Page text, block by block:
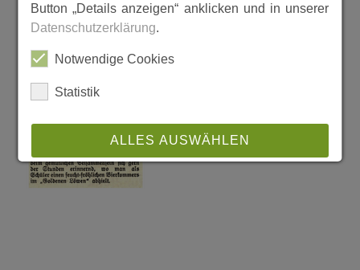
Button „Details anzeigen“ anklicken und in unserer
Datenschutzerklärung.
Notwendige Cookies
Statistik
ALLES AUSWÄHLEN